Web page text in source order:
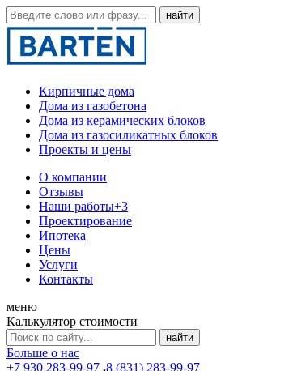
Кирпичные дома
Дома из газобетона
Дома из керамических блоков
Дома из газосиликатных блоков
Проекты и цены
О компании
Отзывы
Наши работы+3
Проектирование
Ипотека
Цены
Услуги
Контакты
меню
Калькулятор стоимости
Больше о нас
+7 930 283-99-97 ,8 (831) 283-99-97